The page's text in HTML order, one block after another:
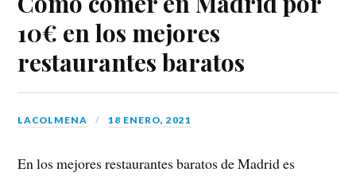
10€ en los mejores
restaurantes baratos
LACOLMENA 18 ENERO, 2021
En los mejores restaurantes baratos de Madrid es